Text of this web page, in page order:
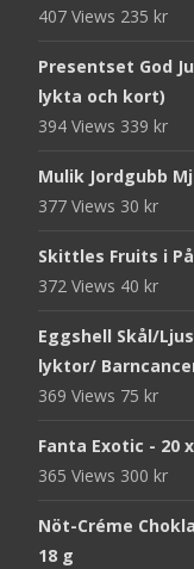
407 Views 235 kr
Presentset God
lykta och kort)
394 Views 339 kr
Mulik Jordgubb
377 Views 30 kr
Skittles Fruits i
372 Views 40 kr
Eggshell Skål/
lyktor/
369 Views 75 kr
Fanta Exotic - 20
365 Views 300 kr
Nöt-Créme
18 g